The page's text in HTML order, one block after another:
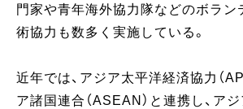
門家や青年海外協力隊などのボラン
術協力も数多く実施している。
近年では、アジア太平洋経済協力（
ア諸国連合（ASEAN）と連携し、ア